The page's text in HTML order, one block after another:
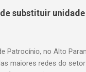
substituir
Patrocínio, no Alto
maiores redes do